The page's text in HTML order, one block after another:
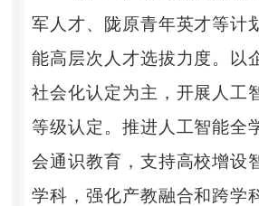
军人才、陇原青年英才等计
能高层次人才选拔力度。以
社会化认定为主，开展人工
等级认定。推进人工智能全
会通识教育，支持高校增设
学科，强化产教融合和跨学